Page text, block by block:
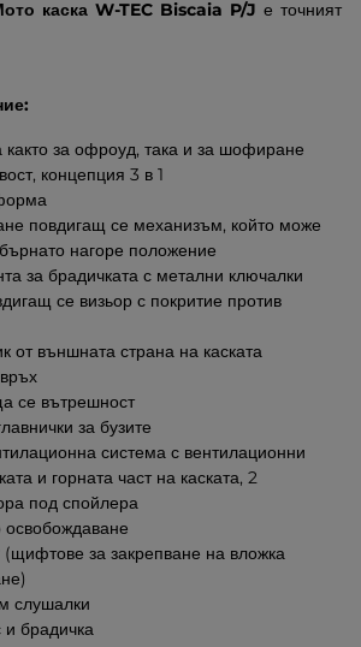
каска W-TEC Biscaia P/J е точният
за офроуд, така и за шофиране
концепция 3 в 1
повдигащ се механизъм, който може
нагоре положение
за брадичката с метални ключалки
се визьор с покритие против
от външната страна на каската
се вътрешност
за бузите
система с вентилационни
и горната част на каската, 2
под спойлера
за закрепване на вложка
слушалки
брадичка